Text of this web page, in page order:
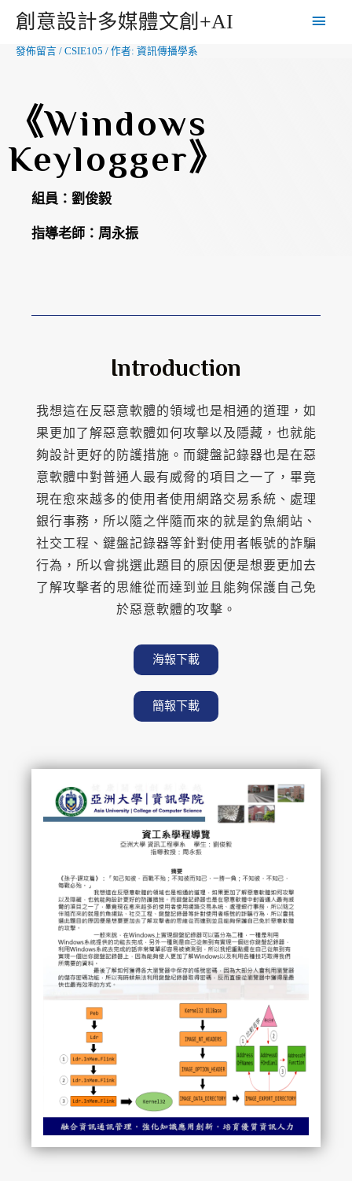
創意設計多媒體文創+AI
發佈留言 / CSIE105 / 作者: 資訊傳播學系
《Windows
Keylogger》
組員： 劉俊毅
指導老師： 周永振
Introduction
我想這在反惡意軟體的領域也是相通的道理，如
果更加了解惡意軟體如何攻擊以及隱藏，也就能
夠設計更好的防護措施。而鍵盤記錄器也是在惡
意軟體中對普通人最有威脅的項目之一了，畢竟
現在愈來越多的使用者使用網路交易系統、處理
銀行事務，所以隨之伴隨而來的就是釣魚網站、
社交工程、鍵盤記錄器等針對使用者帳號的詐騙
行為，所以會挑選此題目的原因便是想要更加去
了解攻擊者的思維從而達到並且能夠保護自己免
於惡意軟體的攻擊。
海報下載
簡報下載